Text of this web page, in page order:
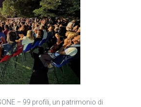
– 99 profili, un patrimonio di